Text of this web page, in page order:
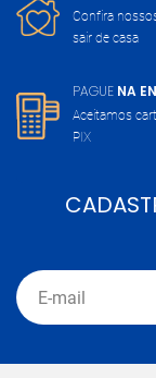
Confira
sair de casa
PAGUE NA
Aceitamos
PIX